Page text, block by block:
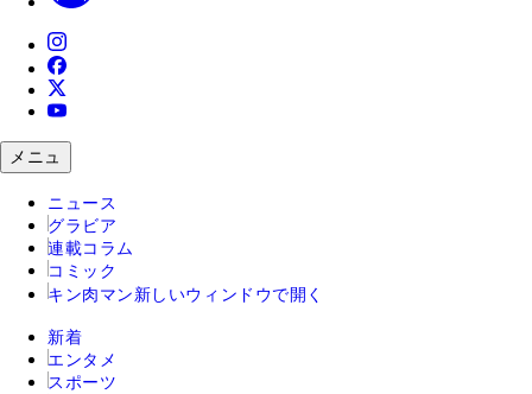
メニュ
ニュース
グラビア
連載コラム
コミック
キン肉マン 新しいウィンドウで開く
新着
エンタメ
スポーツ